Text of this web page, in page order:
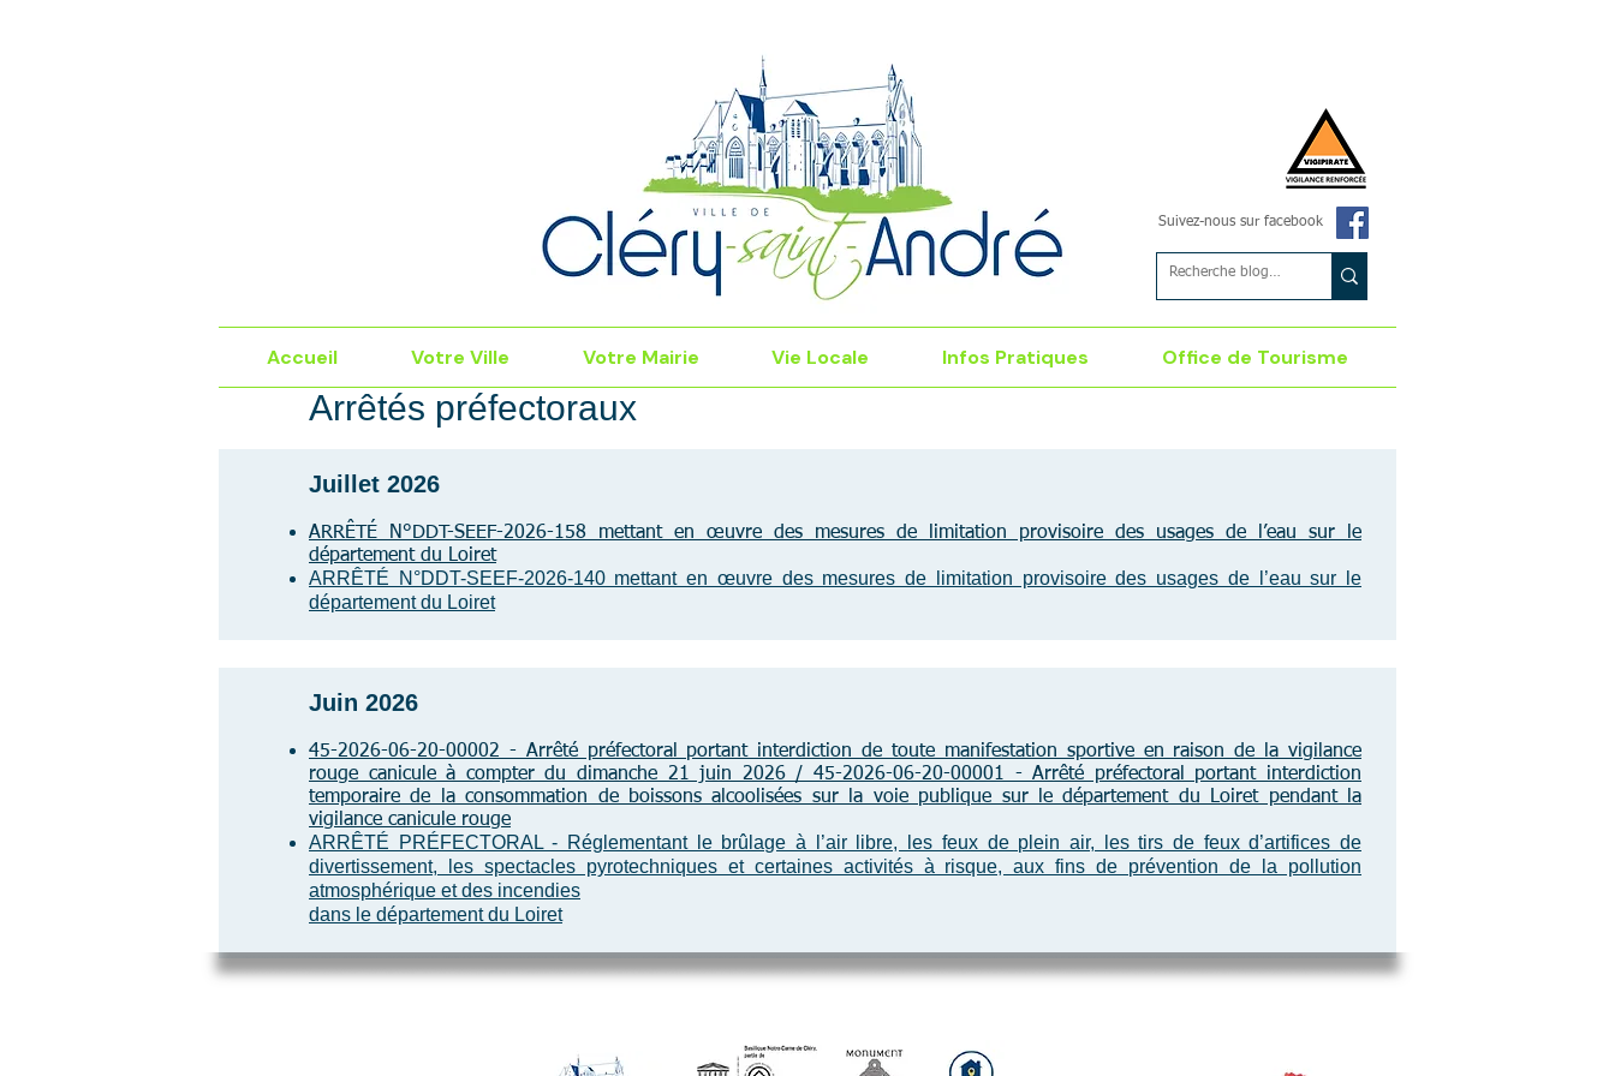
Suivez-nous sur facebook
Accueil Votre Ville Votre Mairie Vie Locale Infos Pratiques Office de Tourisme
Arrêtés préfectoraux
Juillet 2026
ARRÊTÉ N°DDT-SEEF-2026-158 mettant en œuvre des mesures de limitation provisoire des usages de l’eau sur le
département du Loiret
ARRÊTÉ N°DDT-SEEF-2026-140 mettant en œuvre des mesures de limitation provisoire des usages de l’eau sur le
département du Loiret
Juin 2026
45-2026-06-20-00002 - Arrêté préfectoral portant interdiction de toute manifestation sportive en raison de la vigilance
rouge canicule à compter du dimanche 21 juin 2026 / 45-2026-06-20-00001 - Arrêté préfectoral portant interdiction
temporaire de la consommation de boissons alcoolisées sur la voie publique sur le département du Loiret pendant la
vigilance canicule rouge
ARRÊTÉ PRÉFECTORAL - Réglementant le brûlage à l’air libre, les feux de plein air, les tirs de feux d’artifices de
divertissement, les spectacles pyrotechniques et certaines activités à risque, aux fins de prévention de la pollution
atmosphérique et des incendies
dans le département du Loiret